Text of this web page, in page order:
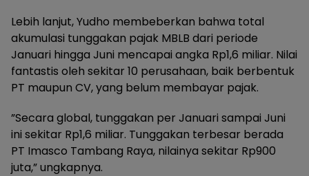
​Lebih lanjut, Yudho membeberkan bahwa total
akumulasi tunggakan pajak MBLB dari periode
Januari hingga Juni mencapai angka Rp1,6 miliar. Nilai
fantastis oleh sekitar 10 perusahaan, baik berbentuk
PT maupun CV, yang belum membayar pajak.
​”Secara global, tunggakan per Januari sampai Juni
ini sekitar Rp1,6 miliar. Tunggakan terbesar berada
PT Imasco Tambang Raya, nilainya sekitar Rp900
juta,” ungkapnya.